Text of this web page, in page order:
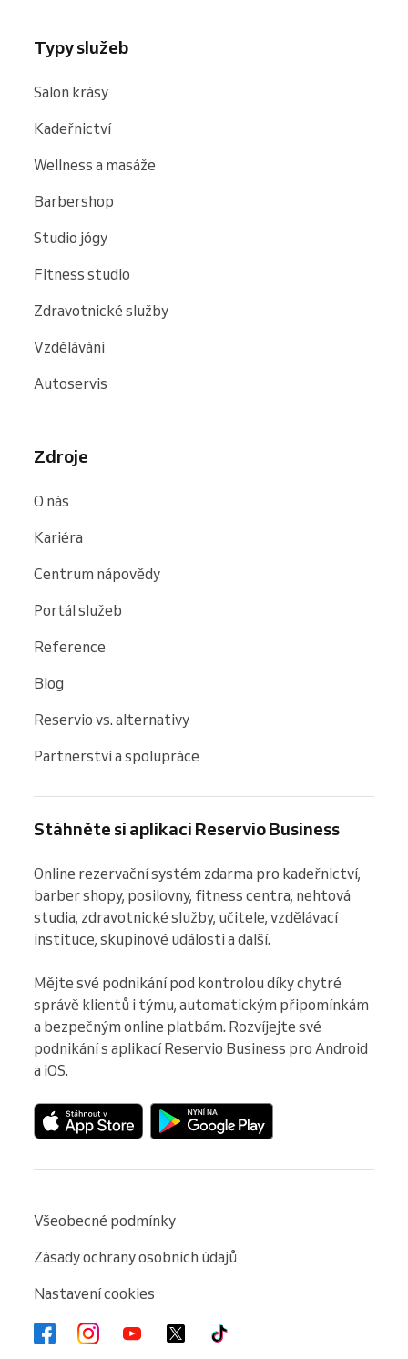
Typy služeb
Salon krásy
Kadeřnictví
Wellness a masáže
Barbershop
Studio jógy
Fitness studio
Zdravotnické služby
Vzdělávání
Autoservis
Zdroje
O nás
Kariéra
Centrum nápovědy
Portál služeb
Reference
Blog
Reservio vs. alternativy
Partnerství a spolupráce
Stáhněte si aplikaci Reservio Business
Online rezervační systém zdarma pro kadeřnictví,
barber shopy, posilovny, fitness centra, nehtová
studia, zdravotnické služby, učitele, vzdělávací
instituce, skupinové události a další.
Mějte své podnikání pod kontrolou díky chytré
správě klientů i týmu, automatickým připomínkám
a bezpečným online platbám. Rozvíjejte své
podnikání s aplikací Reservio Business pro Android
a iOS.
Všeobecné podmínky
Zásady ochrany osobních údajů
Nastavení cookies